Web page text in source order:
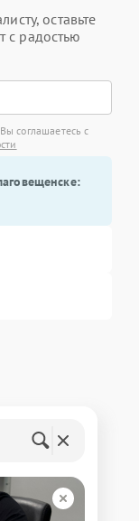
оставьте
с радостью
соглашаетесь с